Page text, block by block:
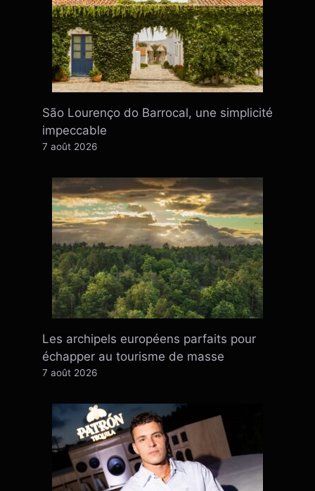
São Lourenço do Barrocal, une simplicité
impeccable
7 août 2026
Les archipels européens parfaits pour
échapper au tourisme de masse
7 août 2026